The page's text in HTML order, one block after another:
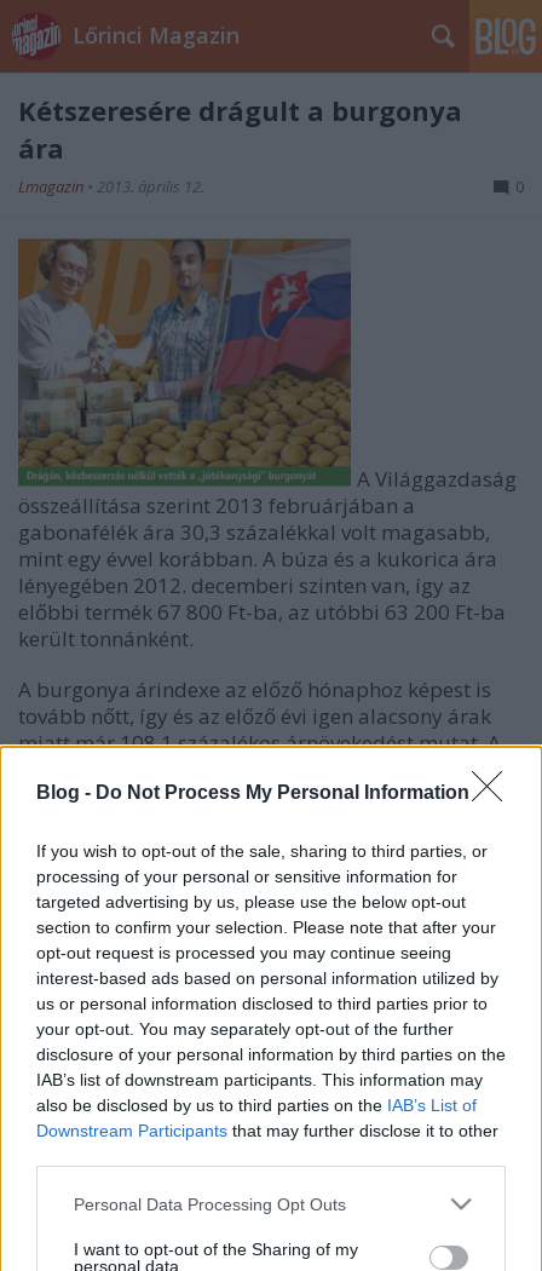
Blog - Do Not Process My Personal Information
If you wish to opt-out of the sale, sharing to third parties, or
processing of your personal or sensitive information for
targeted advertising by us, please use the below opt-out
section to confirm your selection. Please note that after your
opt-out request is processed you may continue seeing
interest-based ads based on personal information utilized by
us or personal information disclosed to third parties prior to
your opt-out. You may separately opt-out of the further
disclosure of your personal information by third parties on the
IAB’s list of downstream participants. This information may
also be disclosed by us to third parties on the IAB’s List of
Downstream Participants that may further disclose it to other
Please note that this website/app uses one or more Google
not limited to your visit or usage behaviour. You may click to
Personal Data Processing Opt Outs
I want to opt-out of the Sharing of my
personal data.
Lőrinci Magazin
Kétszeresére drágult a burgonya
ára
Lmagazin • 2013. április 12. 0
A Világgazdaság
összeállítása szerint 2013 februárjában a
gabonafélék ára 30,3 százalékkal volt magasabb,
mint egy évvel korábban. A búza és a kukorica ára
lényegében 2012. decemberi szinten van, így az
előbbi termék 67 800 Ft-ba, az utóbbi 63 200 Ft-ba
került tonnánként.
A burgonya árindexe az előző hónaphoz képest is
tovább nőtt, így és az előző évi igen alacsony árak
miatt már 108,1 százalékos árnövekedést mutat. A
zöldségfélék és a gyümölcsök árszintje februárban
3,4 százalékkal emelkedett, illetve 4,4 százalékkal
A vágóállatok termelői árszintje 8,5 százalékkal
haladta meg az egy évvel korábbit. A vágómarhánál
és a baromfinál kétszámjegyű volt az árnövekedés,
az előbbinél 10,0 az utóbbinál 12,9 százalék. A
vágósertés termelői árának növekedése a tavalyi
25,4 százalék után most csak 4,6 százalék volt. Így
februárban a vágósertés felvásárlási ára 392 Ft volt
kilogrammonként.
Az egyre nehezebben élő magyar háztartások
csökkentése, de a kormányzat egyelőre hallani sem
aktívisták utcai aláírás gyűjtésének.